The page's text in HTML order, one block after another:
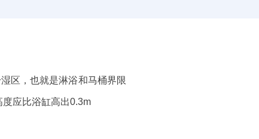
区，也就是淋浴和马桶界限
应比浴缸高出0.3m